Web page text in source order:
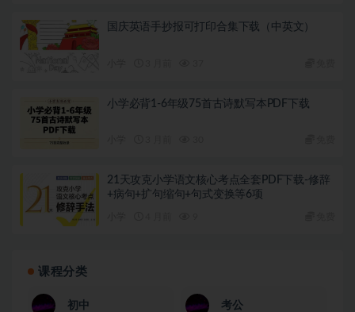
国庆英语手抄报可打印合集下载（中英文）
小学必背1-6年级75首古诗默写本PDF下载
21天攻克小学语文核心考点全套PDF下载-修辞
+病句+扩句缩句+句式变换等6项
课程分类
初中 考公